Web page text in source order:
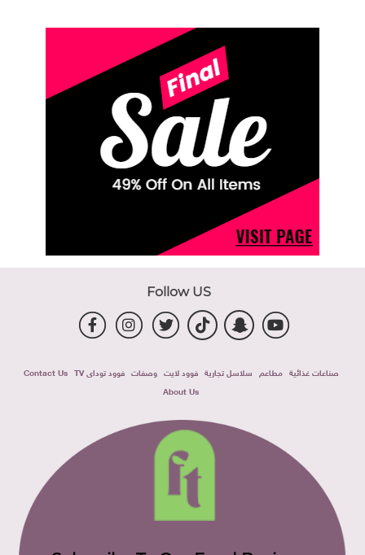
Follow US
صناعات غذائية مطاعم سلاسل تجارية فوود لايت وصفات فوود توداى TV
Contact Us
About Us